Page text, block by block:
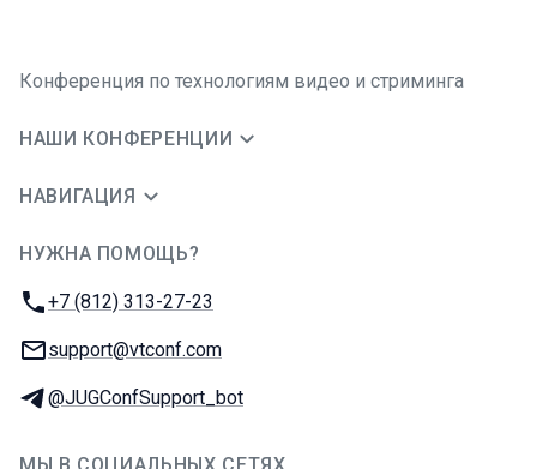
Конференция по технологиям видео и стриминга
НАШИ КОНФЕРЕНЦИИ
НАВИГАЦИЯ
НУЖНА ПОМОЩЬ?
Телефон:
+7 (812) 313-27-23
E-mail:
support@vtconf.com
Телеграм:
@JUGConfSupport_bot